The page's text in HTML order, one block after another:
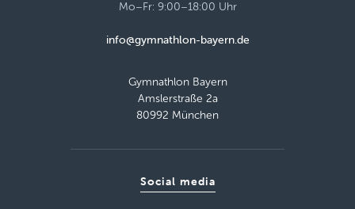
Mo–Fr: 9:00–18:00 Uhr
info@gymnathlon-bayern.de
Gymnathlon Bayern
Amslerstraße 2a
80992 München
Social media